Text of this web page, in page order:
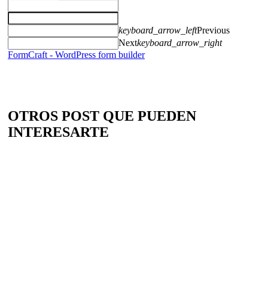
keyboard_arrow_leftPrevious
Nextkeyboard_arrow_right
FormCraft - WordPress form builder
OTROS POST QUE PUEDEN
INTERESARTE